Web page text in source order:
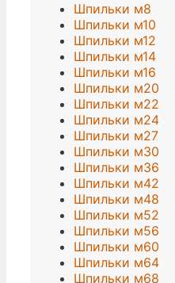
Шпильки м8
Шпильки м10
Шпильки м12
Шпильки м14
Шпильки м16
Шпильки м20
Шпильки м22
Шпильки м24
Шпильки м27
Шпильки м30
Шпильки м36
Шпильки м42
Шпильки м48
Шпильки м52
Шпильки м56
Шпильки м60
Шпильки м64
Шпильки м68